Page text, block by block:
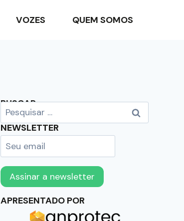
VOZES QUEM SOMOS
BUSCAR
NEWSLETTER
APRESENTADO POR